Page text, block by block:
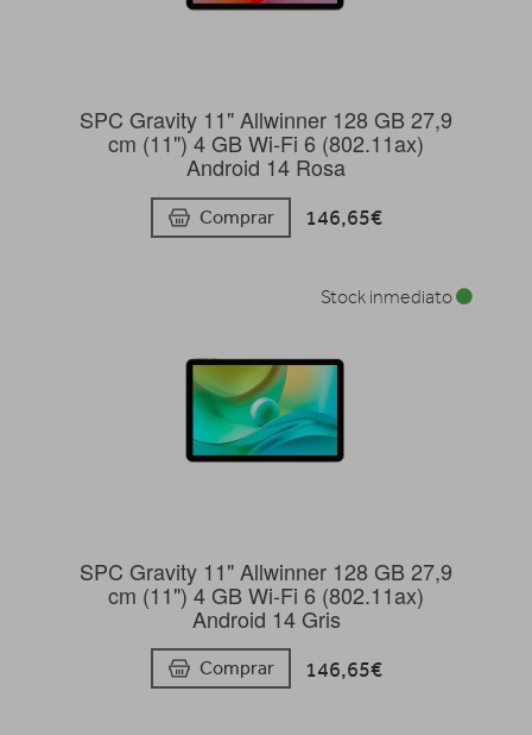
SPC Gravity 11" Allwinner 128 GB 27,9
cm (11") 4 GB Wi-Fi 6 (802.11ax)
Android 14 Rosa
Comprar 146,65€
SPC Gravity 11" Allwinner 128 GB 27,9
cm (11") 4 GB Wi-Fi 6 (802.11ax)
Android 14 Gris
Comprar 146,65€
Stock inmediato